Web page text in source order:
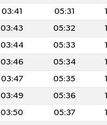
03:41 05:31
03:43 05:32
03:44 05:33
03:46 05:34
03:47 05:35
03:49 05:36
03:50 05:37